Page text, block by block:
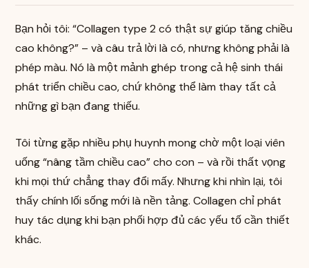
Bạn hỏi tôi: “Collagen type 2 có thật sự giúp tăng chiều
cao không?” – và câu trả lời là có, nhưng không phải là
phép màu. Nó là một mảnh ghép trong cả hệ sinh thái
phát triển chiều cao, chứ không thể làm thay tất cả
những gì bạn đang thiếu.
Tôi từng gặp nhiều phụ huynh mong chờ một loại viên
uống “nâng tầm chiều cao” cho con – và rồi thất vọng
khi mọi thứ chẳng thay đổi mấy. Nhưng khi nhìn lại, tôi
thấy chính lối sống mới là nền tảng. Collagen chỉ phát
huy tác dụng khi bạn phối hợp đủ các yếu tố cần thiết
khác.